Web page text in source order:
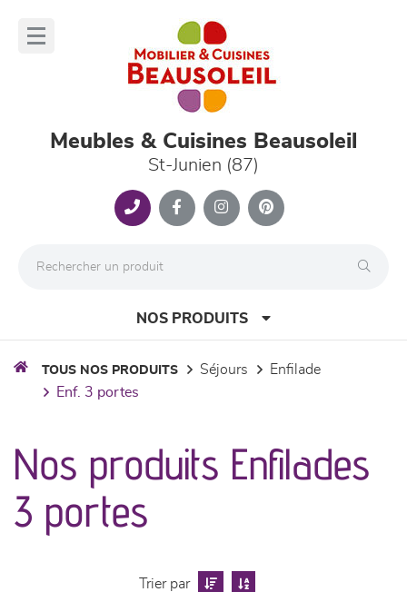
Meubles & Cuisines Beausoleil
St-Junien (87)
NOS PRODUITS
séjours
meubles de complément
TOUS NOS PRODUITS séjours
enfilade
enf. 3 portes
Nos produits Enfilades
3 portes
Trier par